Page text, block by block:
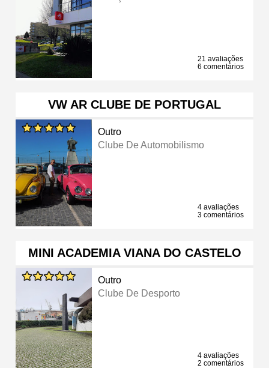
21 avaliações
6 comentários
VW AR CLUBE DE PORTUGAL
Outro
Clube De Automobilismo
4 avaliações
3 comentários
MINI ACADEMIA VIANA DO CASTELO
Outro
Clube De Desporto
4 avaliações
2 comentários